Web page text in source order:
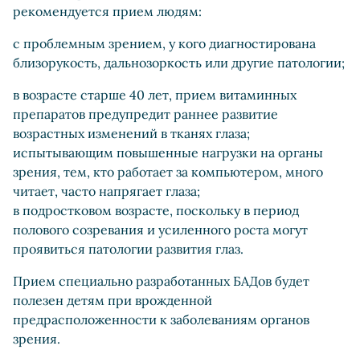
рекомендуется прием людям:
с проблемным зрением, у кого диагностирована
близорукость, дальнозоркость или другие патологии;
в возрасте старше 40 лет, прием витаминных
препаратов предупредит раннее развитие
возрастных изменений в тканях глаза;
испытывающим повышенные нагрузки на органы
зрения, тем, кто работает за компьютером, много
читает, часто напрягает глаза;
в подростковом возрасте, поскольку в период
полового созревания и усиленного роста могут
проявиться патологии развития глаз.
Прием специально разработанных БАДов будет
полезен детям при врожденной
предрасположенности к заболеваниям органов
зрения.